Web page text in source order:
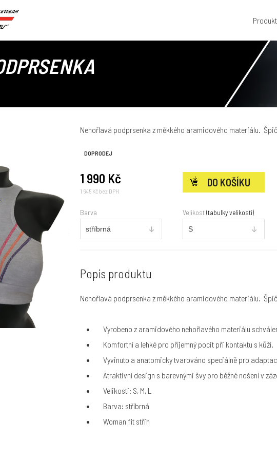
Nehořlavá podprsenka z měkkého aramidového materiálu.
DOPRODEJ
1 990 Kč
1 645 Kč bez DPH
Barva Velikost(tabulky velikostí)
Popis produktu
Nehořlavá podprsenka z měkkého aramidového materiálu.
Vyrobeno z aramidového nehořlavého materiálu
Komfortní a lehké pro příjemný pocit při kontaktu s kůží.
Vyvinuto a anatomicky tvarováno speciálně pro
Atraktivní design s barevnými švy pro běžné nošení v
Velikosti: S, M, L
Barva: stříbrná
Woman fit střih